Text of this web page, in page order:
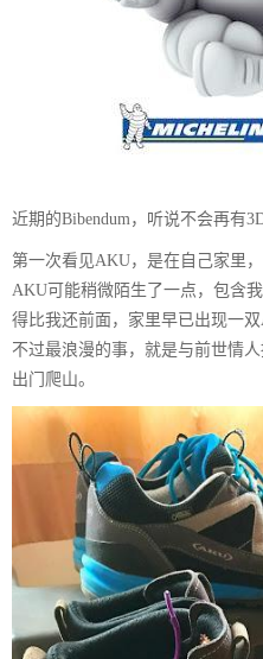
近期的Bibendum，听说不会再有
第一次看见AKU，是在自己家里
AKU可能稍微陌生了一点，包含
得比我还前面，家里早已出现一
不过最浪漫的事，就是与前世情
出门爬山。